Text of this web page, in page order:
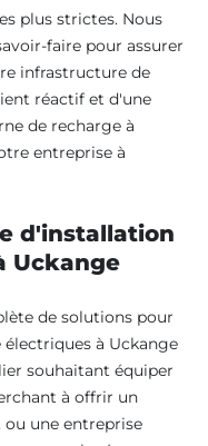
plus strictes. Nous
faire pour assurer
infrastructure de
réactif et d'une
de recharge à
entreprise à
d'installation
Uckange
de solutions pour
à Uckange
souhaitant équiper
à offrir un
ou une entreprise